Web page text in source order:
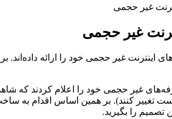
غیر حجمی
غیر حجمی
اینترنت غیر حجمی خود را ارائه
غیر حجمی خود را اعلام کردند که
تغییر کنند). بر همین اساس اقدام به
را بگیرید.